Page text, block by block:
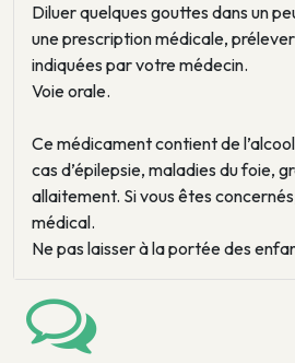
Diluer quelques gouttes dans un
une prescription médicale,
indiquées par votre médecin.
Voie orale.
Ce médicament contient de
cas d’épilepsie, maladies du foie,
allaitement. Si vous êtes
médical.
Ne pas laisser à la portée des